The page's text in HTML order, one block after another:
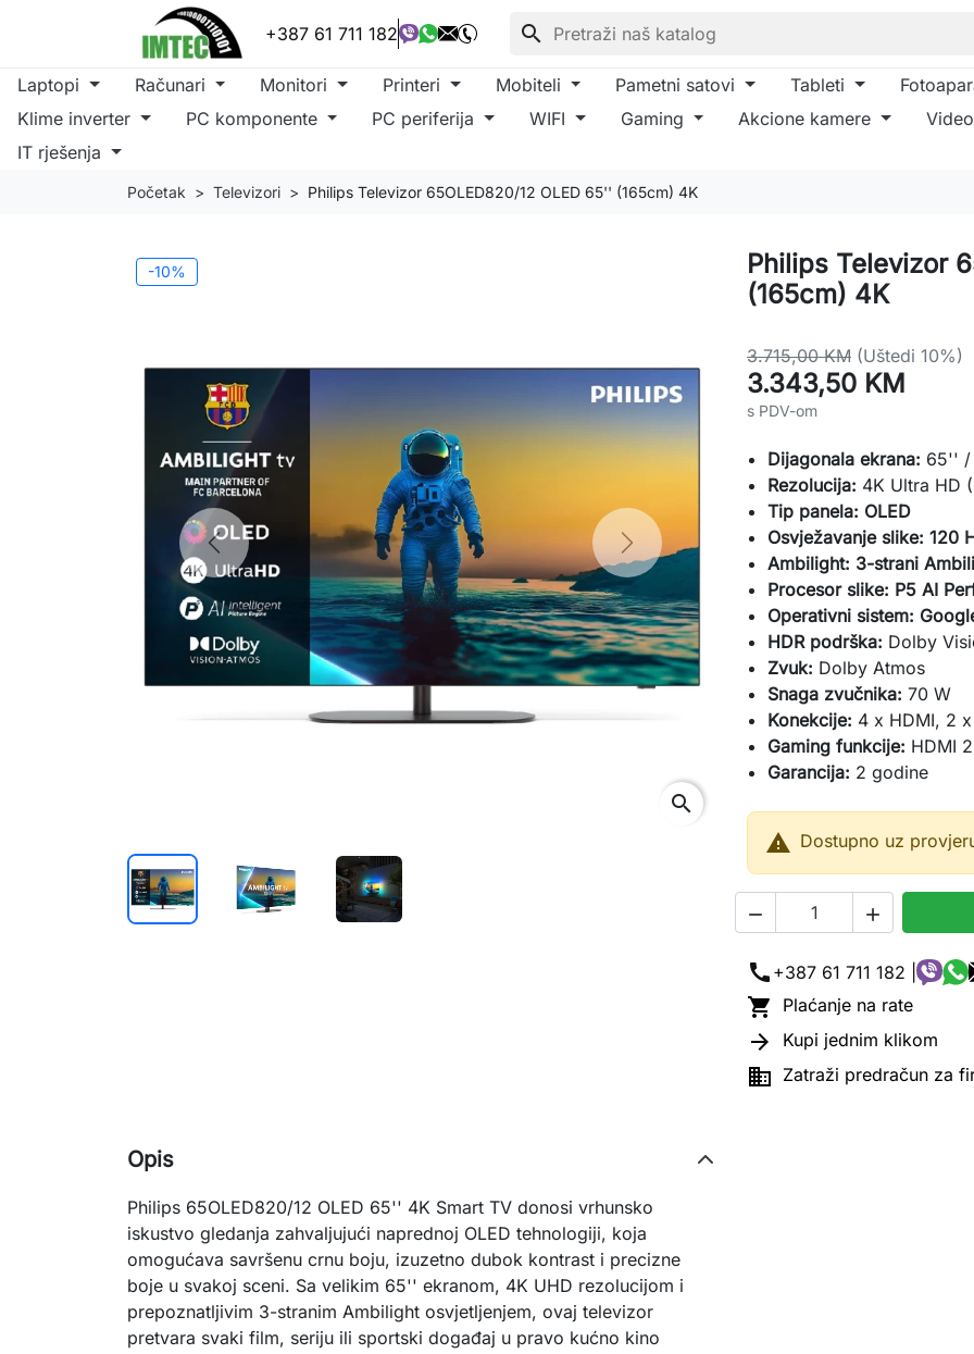
+387 61 711 182 search
Laptopi Računari Monitori Printeri Mobiteli Pametni satovi Tableti
Klime inverter
PC komponente PC periferija WIFI Gaming Akcione kamere
IT rješenja
Početak Televizori Philips Televizor 65OLED820/12 OLED 65'' (165cm) 4K
-10%
Previous Next
search
Philips Televizor
(165cm) 4K
3.715,00 KM (Uštedi 10%)
3.343,50 KM
s PDV-om
Dijagonala ekrana: 65'' /
Rezolucija: 4K Ultra HD
Tip panela: OLED
Osvježavanje slike: 120
Ambilight: 3-strani
Procesor slike: P5 AI
Operativni sistem:
HDR podrška: Dolby
Zvuk: Dolby Atmos
Snaga zvučnika: 70 W
Konekcije: 4 x HDMI, 2
Gaming funkcije: HDMI
Garancija: 2 godine
 Dostupno uz
 
call +387 61 711 182 |
 Plaćanje na rate
 Kupi jednim klikom
 Zatraži predračun za
Opis
Philips 65OLED820/12 OLED 65'' 4K Smart TV donosi vrhunsko
iskustvo gledanja zahvaljujući naprednoj OLED tehnologiji, koja
omogućava savršenu crnu boju, izuzetno dubok kontrast i precizne
boje u svakoj sceni. Sa velikim 65'' ekranom, 4K UHD rezolucijom i
prepoznatljivim 3-stranim Ambilight osvjetljenjem, ovaj televizor
pretvara svaki film, seriju ili sportski događaj u pravo kućno kino